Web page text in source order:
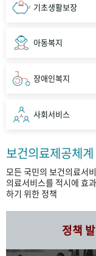
기초생활보장
아동복지
장애인복지
사회서비스
보건의료제공체계
모든 국민의 보건의료서
의료서비스를 적시에 효
하기 위한 정책
정책